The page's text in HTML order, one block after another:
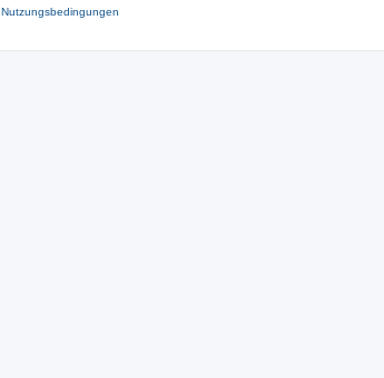
Nutzungsbedingungen